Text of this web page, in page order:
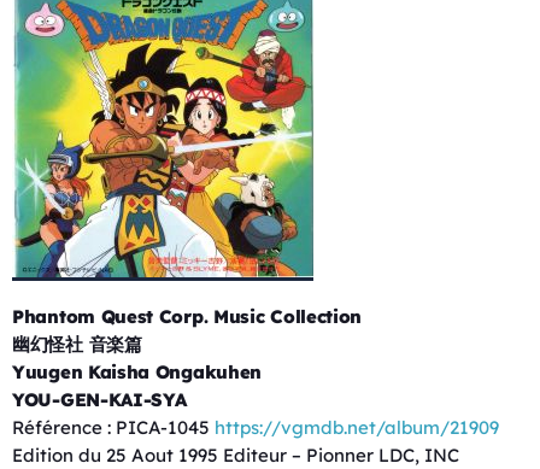
Phantom Quest Corp. Music Collection
幽幻怪社 音楽篇
Yuugen Kaisha Ongakuhen
YOU-GEN-KAI-SYA
Référence : PICA-1045 https://vgmdb.net/album/21909
Edition du 25 Aout 1995 Editeur – Pionner LDC, INC